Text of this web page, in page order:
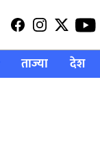
ताज्या देश